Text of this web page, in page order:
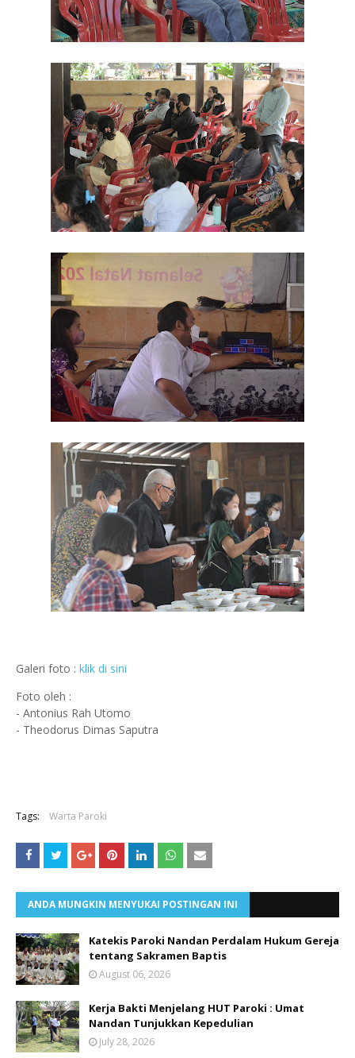
Galeri foto : klik di sini
Foto oleh :
- Antonius Rah Utomo
- Theodorus Dimas Saputra
Tags: Warta Paroki
ANDA MUNGKIN MENYUKAI POSTINGAN INI
Katekis Paroki Nandan Perdalam Hukum Gereja
tentang Sakramen Baptis
August 06, 2026
Kerja Bakti Menjelang HUT Paroki : Umat
Nandan Tunjukkan Kepedulian
July 28, 2026